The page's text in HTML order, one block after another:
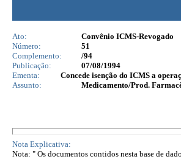
Ato:
Convênio ICMS-Revogado
Número:
51
Complemento:
/94
Publicação:
07/08/1994
Ementa:
Concede isenção do ICMS a
Assunto:
Medicamento/Prod.
Nota Explicativa:
Nota: " Os documentos contidos nesta base de